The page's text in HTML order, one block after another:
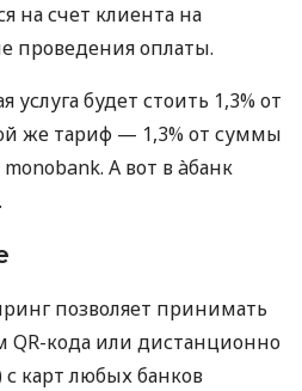
на счет клиента на
проведения оплаты.
услуга будет стоить 1,3% от
же тариф — 1,3% от суммы
А вот в àбанк
позволяет принимать
QR-кода или дистанционно
с карт любых банков